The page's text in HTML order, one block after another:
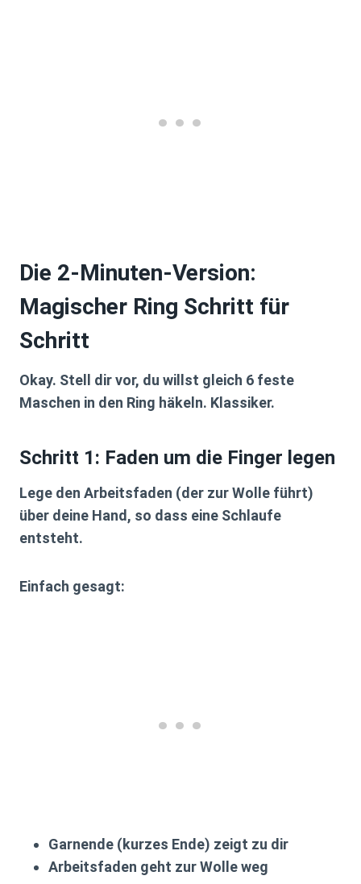
Die 2-Minuten-Version:
Magischer Ring Schritt für
Schritt
Okay. Stell dir vor, du willst gleich 6 feste
Maschen in den Ring häkeln. Klassiker.
Schritt 1: Faden um die Finger legen
Lege den Arbeitsfaden (der zur Wolle führt)
über deine Hand, so dass eine Schlaufe
entsteht.
Einfach gesagt:
Garnende (kurzes Ende) zeigt zu dir
Arbeitsfaden geht zur Wolle weg